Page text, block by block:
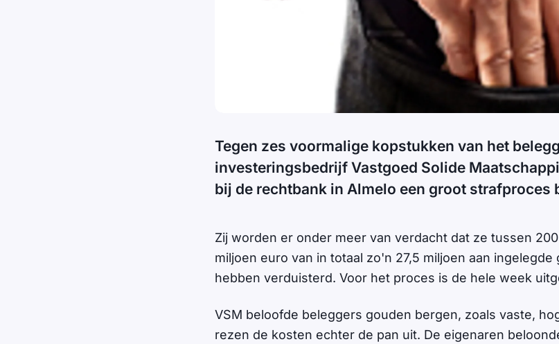
Tegen zes voormalige kopstukken van het
investeringsbedrijf Vastgoed Solide
bij de rechtbank in Almelo een groot strafproces
Zij worden er onder meer van verdacht dat ze tussen
miljoen euro van in totaal zo'n 27,5 miljoen aan
hebben verduisterd. Voor het proces is de hele week
VSM beloofde beleggers gouden bergen, zoals vaste,
rezen de kosten echter de pan uit. De eigenaren